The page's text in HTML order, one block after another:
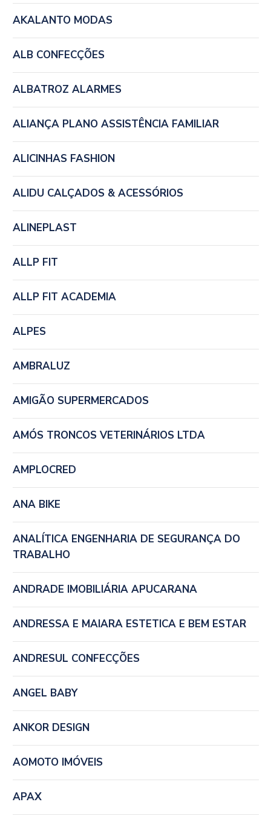
AKALANTO MODAS
ALB CONFECÇÕES
ALBATROZ ALARMES
ALIANÇA PLANO ASSISTÊNCIA FAMILIAR
ALICINHAS FASHION
ALIDU CALÇADOS & ACESSÓRIOS
ALINEPLAST
ALLP FIT
ALLP FIT ACADEMIA
ALPES
AMBRALUZ
AMIGÃO SUPERMERCADOS
AMÓS TRONCOS VETERINÁRIOS LTDA
AMPLOCRED
ANA BIKE
ANALÍTICA ENGENHARIA DE SEGURANÇA DO
TRABALHO
ANDRADE IMOBILIÁRIA APUCARANA
ANDRESSA E MAIARA ESTETICA E BEM ESTAR
ANDRESUL CONFECÇÕES
ANGEL BABY
ANKOR DESIGN
AOMOTO IMÓVEIS
APAX